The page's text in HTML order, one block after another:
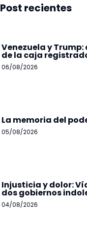
Post recientes
Venezuela y Trump:
de la caja
06/08/2026
La memoria del
05/08/2026
Injusticia y dolor:
dos gobiernos
04/08/2026